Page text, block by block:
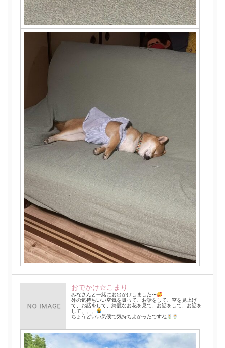
おでかけ☆こまり
みなさんと一緒にお出かけしました〜
外の気持ちいい空気を吸って、お話をして、空を見上げ
て、お話をして、綺麗なお花を見て、お話をして、お話を
して、、、
ちょうどいい気候で気持ちよかったですね